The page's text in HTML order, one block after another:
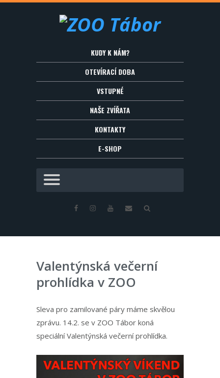
KUDY K NÁM?
OTEVÍRACÍ DOBA
VSTUPNÉ
NAŠE ZVÍŘATA
KONTAKTY
E-SHOP
Valentýnská večerní
prohlídka v ZOO
Sleva pro zamilované páry máme skvělou
zprávu. 14.2. se v ZOO Tábor koná
speciální Valentýnská večerní prohlídka.